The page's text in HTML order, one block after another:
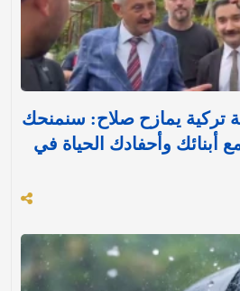
تركية يمازح صلاح: سنمنحك
وأحفادك الحياة في